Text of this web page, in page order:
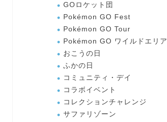
GOロケット団
Pokémon GO Fest
Pokémon GO Tour
Pokémon GO ワイルドエリア
おこうの日
ふかの日
コミュニティ・デイ
コラボイベント
コレクションチャレンジ
サファリゾーン